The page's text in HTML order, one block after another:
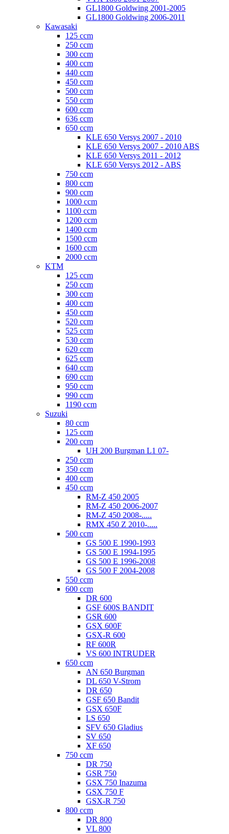
GL1800 Goldwing 2001-2005
GL1800 Goldwing 2006-2011
Kawasaki
125 ccm
250 ccm
300 ccm
400 ccm
440 ccm
450 ccm
500 ccm
550 ccm
600 ccm
636 ccm
650 ccm
KLE 650 Versys 2007 - 2010
KLE 650 Versys 2007 - 2010 ABS
KLE 650 Versys 2011 - 2012
KLE 650 Versys 2012 - ABS
750 ccm
800 ccm
900 ccm
1000 ccm
1100 ccm
1200 ccm
1400 ccm
1500 ccm
1600 ccm
2000 ccm
KTM
125 ccm
250 ccm
300 ccm
400 ccm
450 ccm
520 ccm
525 ccm
530 ccm
620 ccm
625 ccm
640 ccm
690 ccm
950 ccm
990 ccm
1190 ccm
Suzuki
80 ccm
125 ccm
200 ccm
UH 200 Burgman L1 07-
250 ccm
350 ccm
400 ccm
450 ccm
RM-Z 450 2005
RM-Z 450 2006-2007
RM-Z 450 2008-.....
RMX 450 Z 2010-.....
500 ccm
GS 500 E 1990-1993
GS 500 E 1994-1995
GS 500 E 1996-2008
GS 500 F 2004-2008
550 ccm
600 ccm
DR 600
GSF 600S BANDIT
GSR 600
GSX 600F
GSX-R 600
RF 600R
VS 600 INTRUDER
650 ccm
AN 650 Burgman
DL 650 V-Strom
DR 650
GSF 650 Bandit
GSX 650F
LS 650
SFV 650 Gladius
SV 650
XF 650
750 ccm
DR 750
GSR 750
GSX 750 Inazuma
GSX 750 F
GSX-R 750
800 ccm
DR 800
VL 800